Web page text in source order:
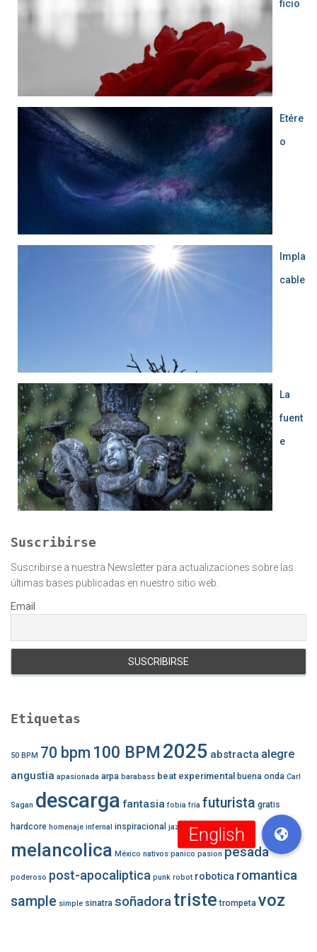
ficio
Etére
o
Impla
cable
La
fuent
e
Suscribirse
Suscribirse a nuestra Newsletter para actualizaciones sobre las
últimas bases publicadas en nuestro sitio web.
Email
Etiquetas
50 BPM 70 bpm 100 BPM 2025 abstracta alegre
angustia apasionada arpa barabass beat experimental buena onda Carl
Sagan descarga fantasia fobia fria futurista gratis
hardcore homenaje infernal inspiracional jazzy latón lo-fi
melancolica México nativos panico pasion pesada
poderoso post-apocaliptica punk robot robotica romantica
sample simple sinatra soñadoratriste trompeta voz